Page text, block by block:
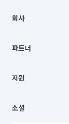
00019 |
주소 | 본사: 서울특
컨택센터 : 서울특
상품, 상품정보, 거래
언론 보도 관련 문의:
© 유한회사 미소.
회사
채용
파트너
이사
지원
이용약관
소셜